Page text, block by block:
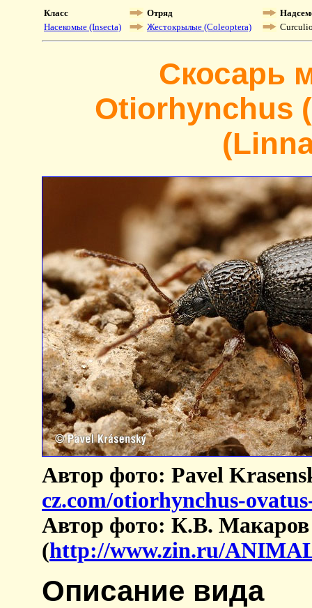
Класс Отряд
Насекомые (Insecta)
Жестокрылые (Coleoptera)
Скосарь
Otiorhynchus
Автор фото: Pavel
cz.com/otiorhynchus-
Автор фото: К.В. Макаров
(http://www.zin.ru/
Описание вида